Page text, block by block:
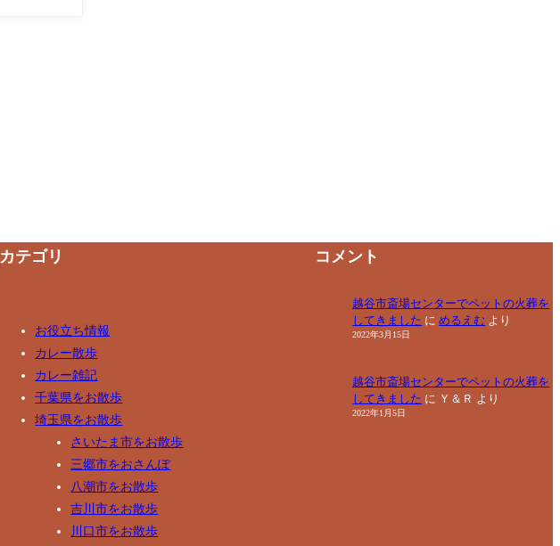
カテゴリ
お役立ち情報
カレー散歩
カレー雑記
千葉県をお散歩
埼玉県をお散歩
さいたま市をお散歩
三郷市をおさんぽ
八潮市をお散歩
吉川市をお散歩
川口市をお散歩
コメント
越谷市斎場センターでペットの火葬を
してきました にめるえむ より
2022年3月15日
越谷市斎場センターでペットの火葬を
してきました に Ｙ＆Ｒ より
2022年1月5日